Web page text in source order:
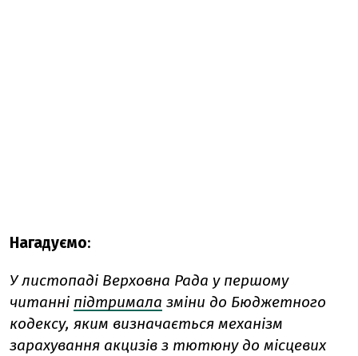
Нагадуємо:
У листопаді Верховна Рада у першому
читанні підтримала зміни до Бюджетного
кодексу, яким визначається механізм
зарахування акцизів з тютюну до місцевих